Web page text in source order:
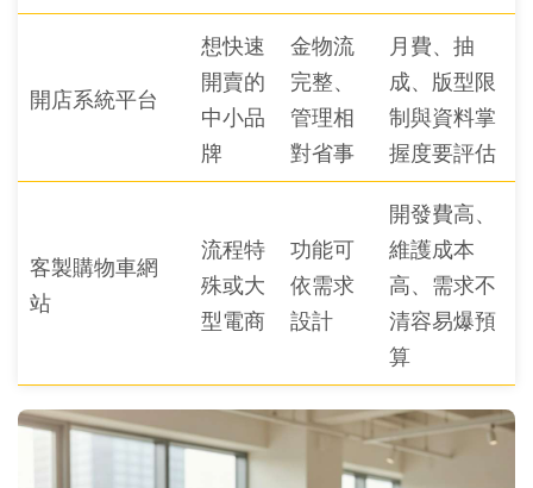
開店系統平台
想快速
開賣的
中小品
牌
金物流
完整、
管理相
對省事
月費、抽
成、版型限
制與資料掌
握度要評估
客製購物車網
站
流程特
殊或大
型電商
功能可
依需求
設計
開發費高、
維護成本
高、需求不
清容易爆預
算